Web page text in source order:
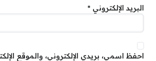
البريد الإلكتروني *
احفظ اسمي، بريدي الإلكتروني، والموقع